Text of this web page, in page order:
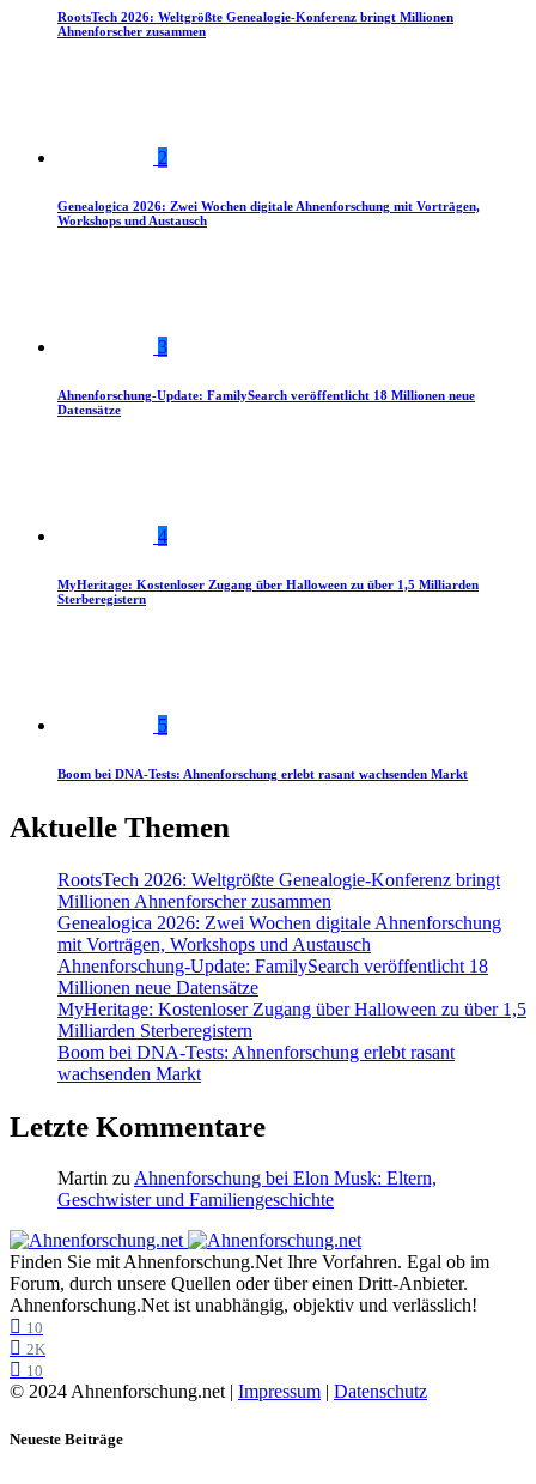
RootsTech 2026: Weltgrößte Genealogie-Konferenz bringt Millionen
Ahnenforscher zusammen
2
Genealogica 2026: Zwei Wochen digitale Ahnenforschung mit Vorträgen,
Workshops und Austausch
3
Ahnenforschung-Update: FamilySearch veröffentlicht 18 Millionen neue
Datensätze
4
MyHeritage: Kostenloser Zugang über Halloween zu über 1,5 Milliarden
Sterberegistern
5
Boom bei DNA-Tests: Ahnenforschung erlebt rasant wachsenden Markt
Aktuelle Themen
RootsTech 2026: Weltgrößte Genealogie-Konferenz bringt
Millionen Ahnenforscher zusammen
Genealogica 2026: Zwei Wochen digitale Ahnenforschung
mit Vorträgen, Workshops und Austausch
Ahnenforschung-Update: FamilySearch veröffentlicht 18
Millionen neue Datensätze
MyHeritage: Kostenloser Zugang über Halloween zu über 1,5
Milliarden Sterberegistern
Boom bei DNA-Tests: Ahnenforschung erlebt rasant
wachsenden Markt
Letzte Kommentare
Martin zu Ahnenforschung bei Elon Musk: Eltern,
Geschwister und Familiengeschichte
Finden Sie mit Ahnenforschung.Net Ihre Vorfahren. Egal ob im
Forum, durch unsere Quellen oder über einen Dritt-Anbieter.
Ahnenforschung.Net ist unabhängig, objektiv und verlässlich!
10
2K
10
© 2024 Ahnenforschung.net | Impressum | Datenschutz
Neueste Beiträge